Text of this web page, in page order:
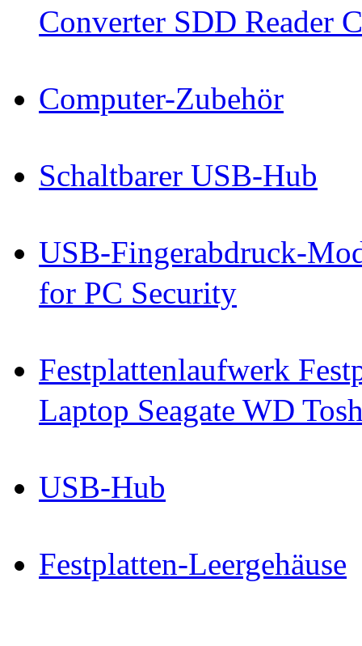
Converter SDD Reader
Computer-Zubehör
Schaltbarer USB-Hub
USB-Fingerabdruck-
for PC Security
Festplattenlaufwerk
Laptop Seagate WD
USB-Hub
Festplatten-Leergehäuse